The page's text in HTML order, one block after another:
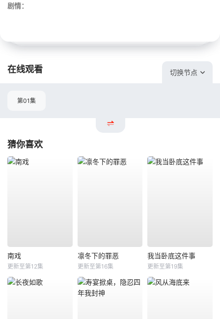
剧情：
在线观看 切换节点
第01集
猜你喜欢
南戏
更新至第12集
凛冬下的罪恶
更新至第16集
我当卧底这件事
更新至第19集